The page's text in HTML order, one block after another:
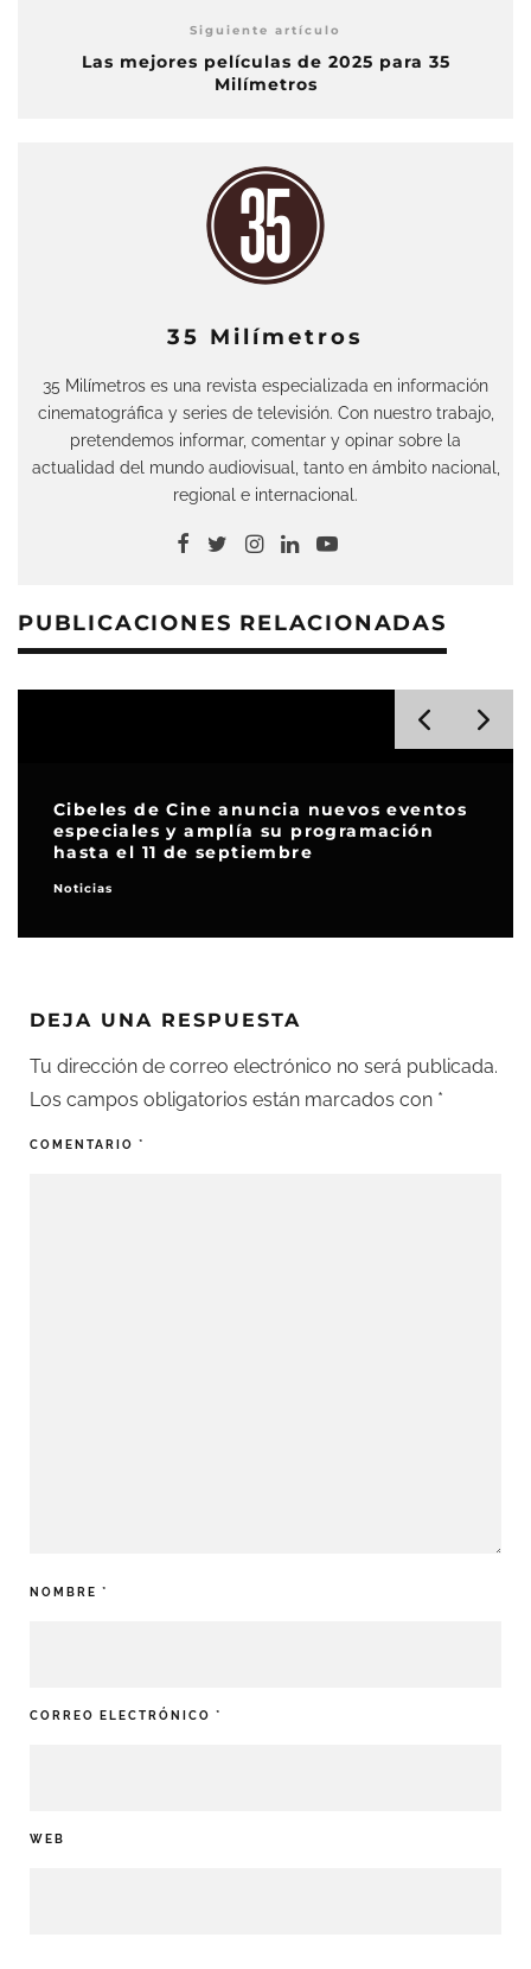
Siguiente artículo
Las mejores películas de 2025 para 35
Milímetros
35 Milímetros
35 Milímetros es una revista especializada en información
cinematográfica y series de televisión. Con nuestro trabajo,
pretendemos informar, comentar y opinar sobre la
actualidad del mundo audiovisual, tanto en ámbito nacional,
regional e internacional.
PUBLICACIONES RELACIONADAS
Cibeles de Cine anuncia nuevos eventos
especiales y amplía su programación
hasta el 11 de septiembre
Noticias
DEJA UNA RESPUESTA
Tu dirección de correo electrónico no será publicada.
Los campos obligatorios están marcados con *
COMENTARIO *
NOMBRE *
CORREO ELECTRÓNICO *
WEB